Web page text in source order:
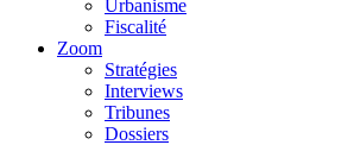
Urbanisme
Fiscalité
Zoom
Stratégies
Interviews
Tribunes
Dossiers